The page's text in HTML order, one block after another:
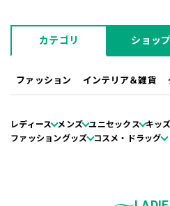
カテゴリ ショッ
ファッション インテリア＆雑貨
レディース メンズ ユニセックス キッ
ファッショングッズ コスメ・ドラッグ